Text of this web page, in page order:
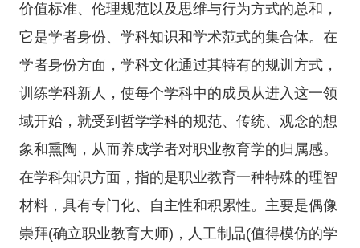
价值标准、伦理规范以及思维与行为方式的总和，
它是学者身份、学科知识和学术范式的集合体。在
学者身份方面，学科文化通过其特有的规训方式，
训练学科新人，使每个学科中的成员从进入这一领
域开始，就受到哲学学科的规范、传统、观念的想
象和熏陶，从而养成学者对职业教育学的归属感。
在学科知识方面，指的是职业教育一种特殊的理智
材料，具有专门化、自主性和积累性。主要是偶像
崇拜(确立职业教育大师)，人工制品(值得模仿的学